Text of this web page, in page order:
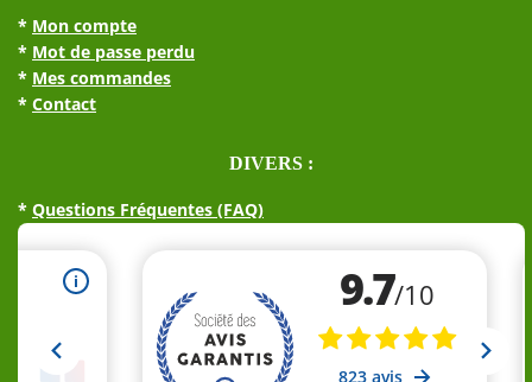
* Mon compte
* Mot de passe perdu
* Mes commandes
* Contact
DIVERS :
* Questions Fréquentes (FAQ)